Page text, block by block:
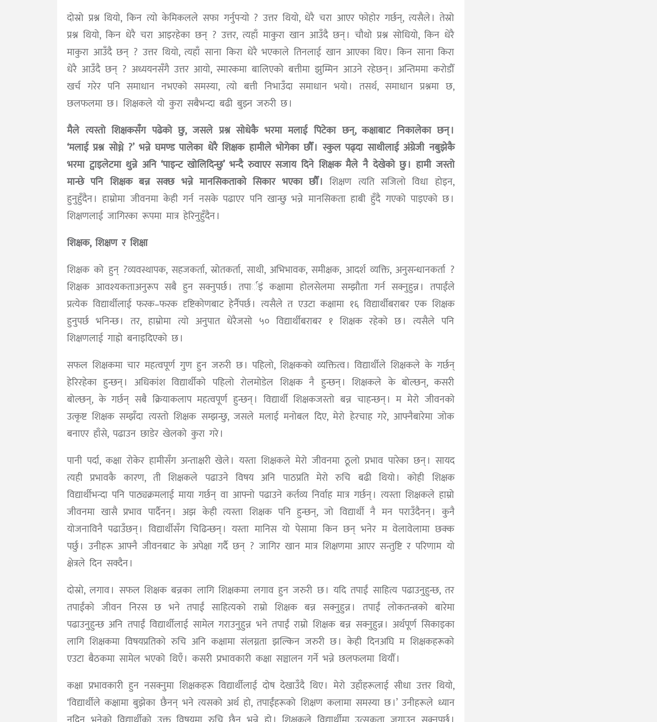
दोस्रो प्रश्न थियो, किन त्यो केमिकलले सफा गर्नुपर्‍यो ? उत्तर थियो, धेरै चरा आएर फोहोर गर्छन्, त्यसैले । तेस्रो
प्रश्न थियो, किन धेरै चरा आइरहेका छन् ? उत्तर, त्यहाँ माकुरा खान आउँदै छन् । चौथो प्रश्न सोधियो, किन धेरै
माकुरा आउँदै छन् ? उत्तर थियो, त्यहाँ साना किरा धेरै भएकाले तिनलाई खान आएका थिए । किन साना किरा
धेरै आउँदै छन् ? अध्ययनसँगै उत्तर आयो, स्मारकमा बालिएको बत्तीमा झुम्मिन आउने रहेछन् । अन्तिममा करोडौँ
खर्च गरेर पनि समाधान नभएको समस्या, त्यो बत्ती निभाउँदा समाधान भयो । तसर्थ, समाधान प्रश्नमा छ,
छलफलमा छ । शिक्षकले यो कुरा सबैभन्दा बढी बुझ्न जरुरी छ ।
मैले त्यस्तो शिक्षकसँग पढेको छु, जसले प्रश्न सोधेकै भरमा मलाई पिटेका छन्, कक्षाबाट निकालेका छन् ।
‘मलाई प्रश्न सोध्ने ?’ भन्ने घमण्ड पालेका धेरै शिक्षक हामीले भोगेका छौँ । स्कुल पढ्दा साथीलाई अंग्रेजी नबुझेकै
भरमा ट्वाइलेटमा थुन्ने अनि ‘पाइन्ट खोलिदिन्छु’ भन्दै रुवाएर सजाय दिने शिक्षक मैले नै देखेको छु । हामी जस्तो
मान्छे पनि शिक्षक बन्न सक्छ भन्ने मानसिकताको सिकार भएका छौँ ।शिक्षण त्यति सजिलो विधा होइन,
हुनुहुँदैन । हाम्रोमा जीवनमा केही गर्न नसके पढाएर पनि खान्छु भन्ने मानसिकता हाबी हुँदै गएको पाइएको छ ।
शिक्षणलाई जागिरका रूपमा मात्र हेरिनुहुँदैन ।
शिक्षक, शिक्षण र शिक्षा
शिक्षक को हुन् ?व्यवस्थापक, सहजकर्ता, स्रोतकर्ता, साथी, अभिभावक, समीक्षक, आदर्श व्यक्ति, अनुसन्धानकर्ता ?
शिक्षक आवश्यकताअनुरूप सबै हुन सक्नुपर्छ । तपार्इं कक्षामा होलसेलमा सम्झौता गर्न सक्नुहुन्न । तपाईंले
प्रत्येक विद्यार्थीलाई फरक–फरक दृष्टिकोणबाट हेर्नैपर्छ । त्यसैले त एउटा कक्षामा १६ विद्यार्थीबराबर एक शिक्षक
हुनुपर्छ भनिन्छ । तर, हाम्रोमा त्यो अनुपात धेरैजसो ५० विद्यार्थीबराबर १ शिक्षक रहेको छ । त्यसैले पनि
शिक्षणलाई गाह्रो बनाइदिएको छ ।
सफल शिक्षकमा चार महत्वपूर्ण गुण हुन जरुरी छ । पहिलो, शिक्षकको व्यक्तित्व । विद्यार्थीले शिक्षकले के गर्छन्
हेरिरहेका हुन्छन् । अधिकांश विद्यार्थीको पहिलो रोलमोडेल शिक्षक नै हुन्छन् । शिक्षकले के बोल्छन्, कसरी
बोल्छन्, के गर्छन् सबै क्रियाकलाप महत्वपूर्ण हुन्छन् । विद्यार्थी शिक्षकजस्तो बन्न चाहन्छन् । म मेरो जीवनको
उत्कृष्ट शिक्षक सम्झँदा त्यस्तो शिक्षक सम्झन्छु, जसले मलाई मनोबल दिए, मेरो हेरचाह गरे, आफ्नैबारेमा जोक
बनाएर हाँसे, पढाउन छाडेर खेलको कुरा गरे ।
पानी पर्दा, कक्षा रोकेर हामीसँग अन्ताक्षरी खेले । यस्ता शिक्षकले मेरो जीवनमा ठूलो प्रभाव पारेका छन् । सायद
त्यही प्रभावकै कारण, ती शिक्षकले पढाउने विषय अनि पाठप्रति मेरो रुचि बढी थियो । कोही शिक्षक
विद्यार्थीभन्दा पनि पाठ्यक्रमलाई माया गर्छन् वा आफ्नो पढाउने कर्तव्य निर्वाह मात्र गर्छन् । त्यस्ता शिक्षकले हाम्रो
जीवनमा खासै प्रभाव पार्दैनन् । अझ केही त्यस्ता शिक्षक पनि हुन्छन्, जो विद्यार्थी नै मन पराउँदैनन् । कुनै
योजनाविनै पढाउँछन् । विद्यार्थीसँग चिढिन्छन् । यस्ता मानिस यो पेसामा किन छन् भनेर म वेलावेलामा छक्क
पर्छु । उनीहरू आफ्नै जीवनबाट के अपेक्षा गर्दै छन् ? जागिर खान मात्र शिक्षणमा आएर सन्तुष्टि र परिणाम यो
क्षेत्रले दिन सक्दैन ।
दोस्रो, लगाव । सफल शिक्षक बन्नका लागि शिक्षकमा लगाव हुन जरुरी छ । यदि तपाईं साहित्य पढाउनुहुन्छ, तर
तपाईंको जीवन निरस छ भने तपाईं साहित्यको राम्रो शिक्षक बन्न सक्नुहुन्न । तपाईं लोकतन्त्रको बारेमा
पढाउनुहुन्छ अनि तपाईं विद्यार्थीलाई सामेल गराउनुहुन्न भने तपाईं राम्रो शिक्षक बन्न सक्नुहुन्न । अर्थपूर्ण सिकाइका
लागि शिक्षकमा विषयप्रतिको रुचि अनि कक्षामा संलग्नता झल्किन जरुरी छ । केही दिनअघि म शिक्षकहरूको
एउटा बैठकमा सामेल भएको थिएँ । कसरी प्रभावकारी कक्षा सञ्चालन गर्ने भन्ने छलफलमा थियौँ ।
कक्षा प्रभावकारी हुन नसक्नुमा शिक्षकहरू विद्यार्थीलाई दोष देखाउँदै थिए । मेरो उहाँहरूलाई सीधा उत्तर थियो,
‘विद्यार्थीले कक्षामा बुझेका छैनन् भने त्यसको अर्थ हो, तपाईंहरूको शिक्षण कलामा समस्या छ ।’ उनीहरूले ध्यान